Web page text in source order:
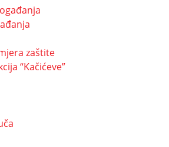
zaštite
“Kačićeve”